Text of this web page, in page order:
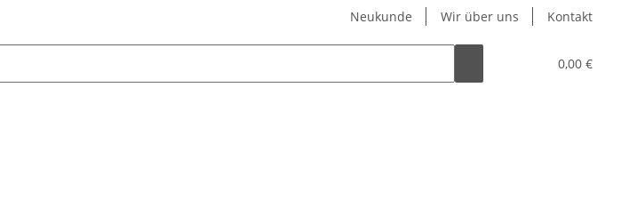
Neukunde Wir über uns Kontakt
0,00 €